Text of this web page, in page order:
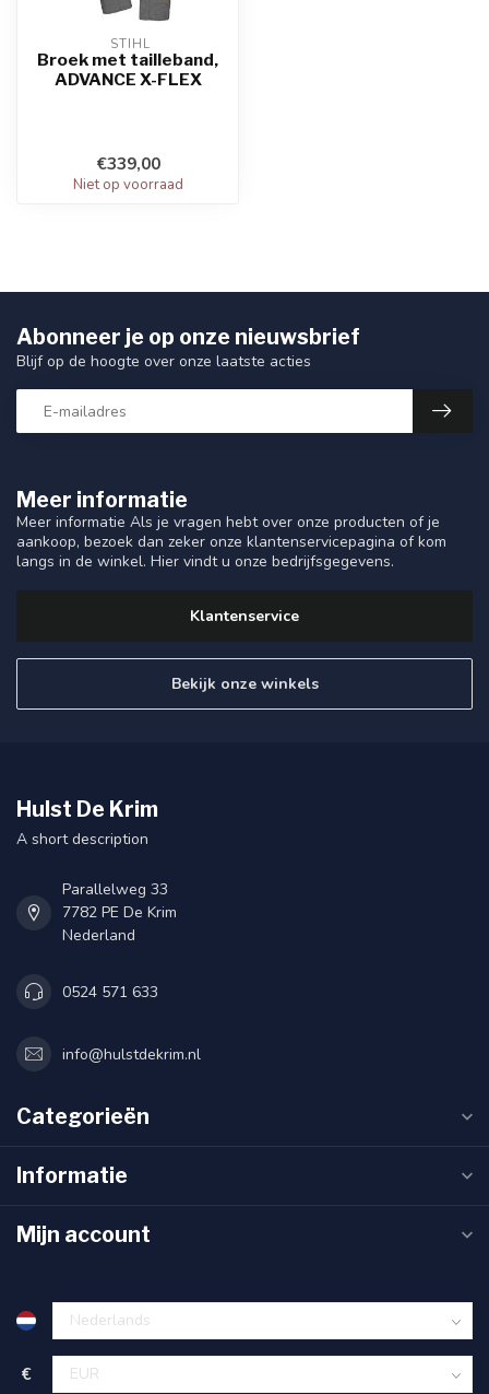
STIHL
Broek met tailleband,
ADVANCE X-FLEX
€339,00
Niet op voorraad
Meer informatie
Meer informatie Als je vragen hebt over onze producten of je
aankoop, bezoek dan zeker onze klantenservicepagina of kom
langs in de winkel. Hier vindt u onze bedrijfsgegevens.
Klantenservice
Bekijk onze winkels
Abonneer je op onze nieuwsbrief
Blijf op de hoogte over onze laatste acties
Hulst De Krim
A short description
Parallelweg 33
7782 PE De Krim
Nederland
0524 571 633
info@hulstdekrim.nl
Categorieën
Informatie
Mijn account
€